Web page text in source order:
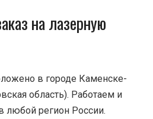
на лазерную
в городе Каменске-
область). Работаем и
любой регион России.